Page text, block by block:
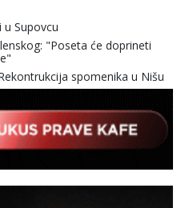
u Supovcu
"Poseta će doprineti
spomenika u Nišu